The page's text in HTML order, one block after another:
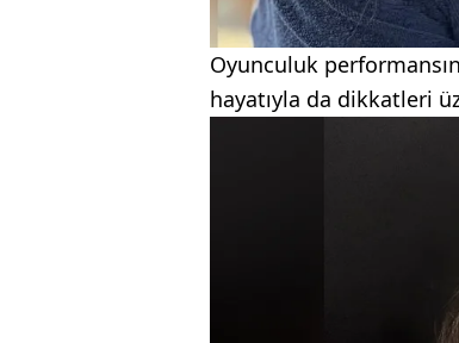
Oyunculuk
hayatıyla da dikkatleri